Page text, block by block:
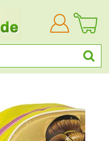
Anmelden